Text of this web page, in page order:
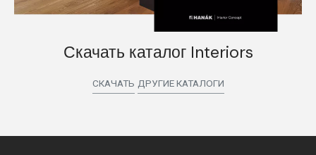
Скачать каталог Interiors
СКАЧАТЬ ДРУГИЕ КАТАЛОГИ